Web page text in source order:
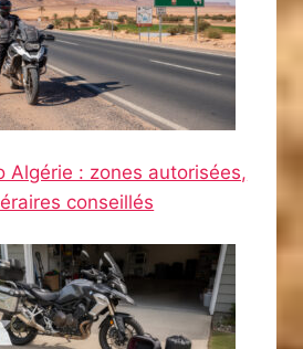
Algérie : zones autorisées,
conseillés